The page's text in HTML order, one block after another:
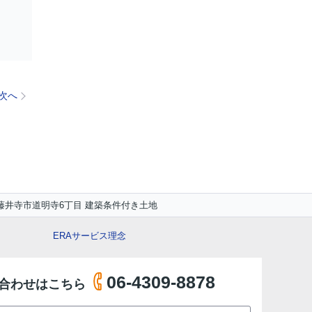
へ
市道明寺6丁目 建築条件付き土地
ERAサービス理念
わせはこちら 06-4309-8878